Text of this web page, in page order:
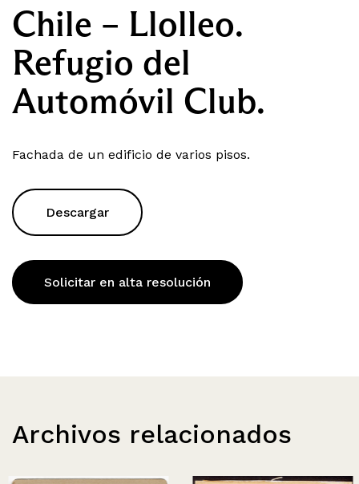
Chile – Llolleo.
Refugio del
Automóvil Club.
Fachada de un edificio de varios pisos.
Descargar
Solicitar en alta resolución
Archivos relacionados